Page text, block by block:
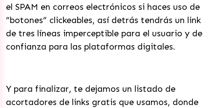
el SPAM en correos electrónicos si haces uso de
“botones” clickeables, así detrás tendrás un link
de tres líneas imperceptible para el usuario y de
confianza para las plataformas digitales.
Y para finalizar, te dejamos un listado de
acortadores de links gratis que usamos, donde